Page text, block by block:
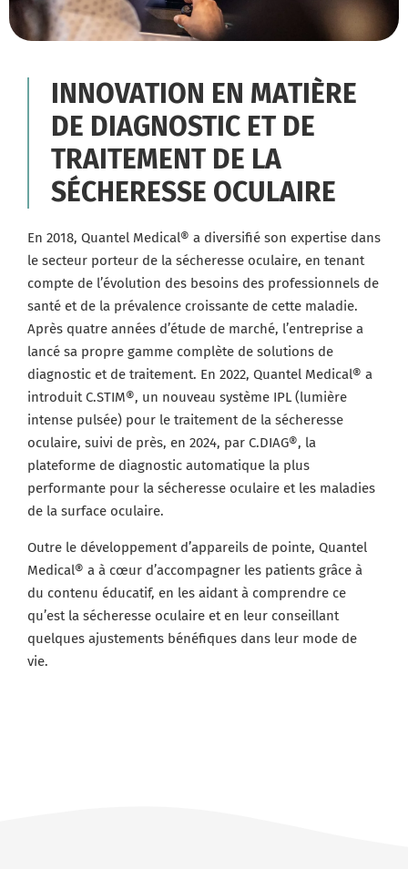
INNOVATION EN MATIÈRE
DE DIAGNOSTIC ET DE
TRAITEMENT DE LA
SÉCHERESSE OCULAIRE
En 2018, Quantel Medical® a diversifié son expertise dans
le secteur porteur de la sécheresse oculaire, en tenant
compte de l’évolution des besoins des professionnels de
santé et de la prévalence croissante de cette maladie.
Après quatre années d’étude de marché, l’entreprise a
lancé sa propre gamme complète de solutions de
diagnostic et de traitement. En 2022, Quantel Medical® a
introduit C.STIM®, un nouveau système IPL (lumière
intense pulsée) pour le traitement de la sécheresse
oculaire, suivi de près, en 2024, par C.DIAG®, la
plateforme de diagnostic automatique la plus
performante pour la sécheresse oculaire et les maladies
de la surface oculaire.
Outre le développement d’appareils de pointe, Quantel
Medical® a à cœur d’accompagner les patients grâce à
du contenu éducatif, en les aidant à comprendre ce
qu’est la sécheresse oculaire et en leur conseillant
quelques ajustements bénéfiques dans leur mode de
vie.